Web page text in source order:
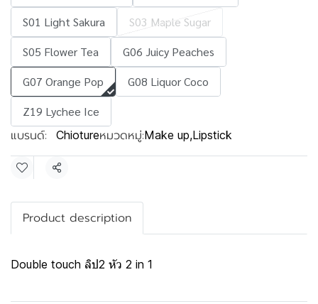
S01 Light Sakura
S03 Maple Sugar
S05 Flower Tea
G06 Juicy Peaches
G07 Orange Pop
G08 Liquor Coco
Z19 Lychee Ice
แบรนด์: Chiotureหมวดหมู่:Make up,Lipstick
แชร์
Product description
Double touch ลิป2 หัว 2 in 1